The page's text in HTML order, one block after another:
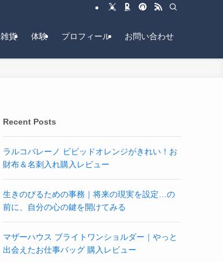
雑貨 体験 プロフィール お問い合わせ
Recent Posts
ラルコバレーノ ビビッドオレンジがきれい！お
財布＆名刺入れ購入レビュー
生きのびるための事務｜将来の現実を設定…の
前に、自分の心の鍵を開けてみる
マザーハウス ブライトワンショルダー｜やっと
出会えたお仕事バッグ 購入レビュー